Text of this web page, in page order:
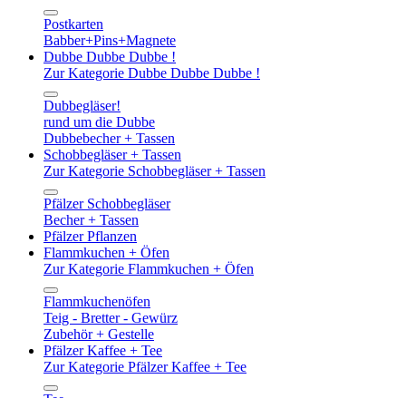
Postkarten
Babber+Pins+Magnete
Dubbe Dubbe Dubbe !
Zur Kategorie Dubbe Dubbe Dubbe !
Dubbegläser!
rund um die Dubbe
Dubbebecher + Tassen
Schobbegläser + Tassen
Zur Kategorie Schobbegläser + Tassen
Pfälzer Schobbegläser
Becher + Tassen
Pfälzer Pflanzen
Flammkuchen + Öfen
Zur Kategorie Flammkuchen + Öfen
Flammkuchenöfen
Teig - Bretter - Gewürz
Zubehör + Gestelle
Pfälzer Kaffee + Tee
Zur Kategorie Pfälzer Kaffee + Tee